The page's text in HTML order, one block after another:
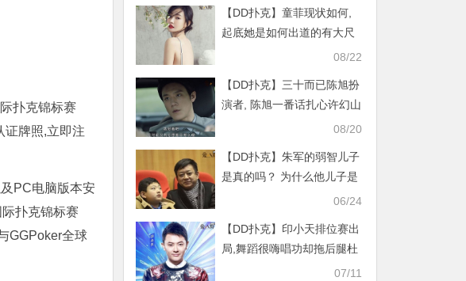
扑克锦标赛
证牌照,立即注
PC电脑版本安
扑克锦标赛
GGPoker全球
【DD扑克】童菲现状如何,
起底她是如何出道的有大尺
08/22
【DD扑克】三十而已陈旭扮
演者, 陈旭一番话扎心许幻山
08/20
【DD扑克】朱军的弱智儿子
是真的吗？ 为什么他儿子是
06/24
【DD扑克】印小天排位赛出
局,舞蹈很嗨唱功却拖后腿杜
07/11